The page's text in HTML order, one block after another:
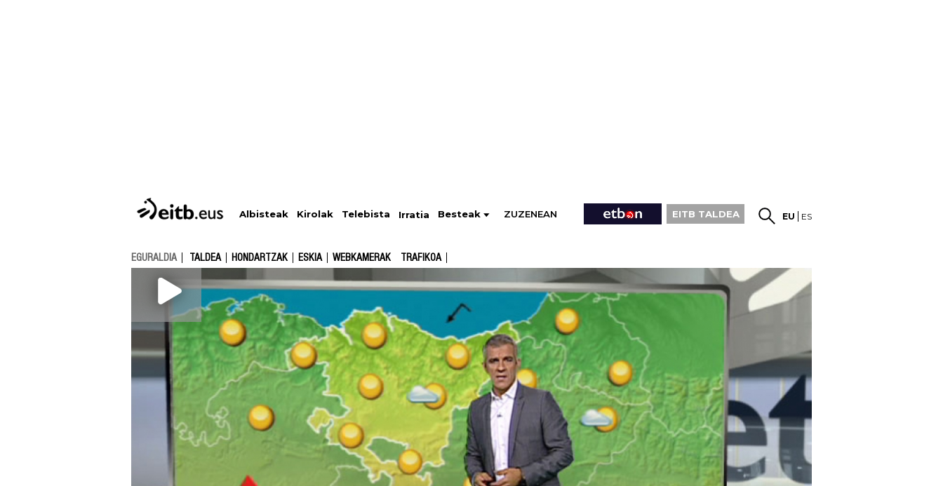
Albisteak Kirolak Telebista Irratia Besteak ZUZENEAN EITB TALDEA EU ES
EGURALDIA TALDEA HONDARTZAK ESKIA WEBKAMERAK TRAFIKOA